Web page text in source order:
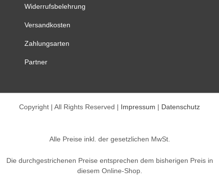
werden
Widerrufsbelehrung
Versandkosten
Zahlungsarten
Partner
Copyright | All Rights Reserved | Impressum | Datenschutz
Alle Preise inkl. der gesetzlichen MwSt.
Die durchgestrichenen Preise entsprechen dem bisherigen Preis in
diesem Online-Shop.